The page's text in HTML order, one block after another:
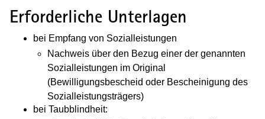
Erforderliche Unterlagen
bei Empfang von Sozialleistungen
Nachweis über den Bezug einer der genannten
Sozialleistungen im Original
(Bewilligungsbescheid oder Bescheinigung des
Sozialleistungsträgers)
bei Taubblindheit: